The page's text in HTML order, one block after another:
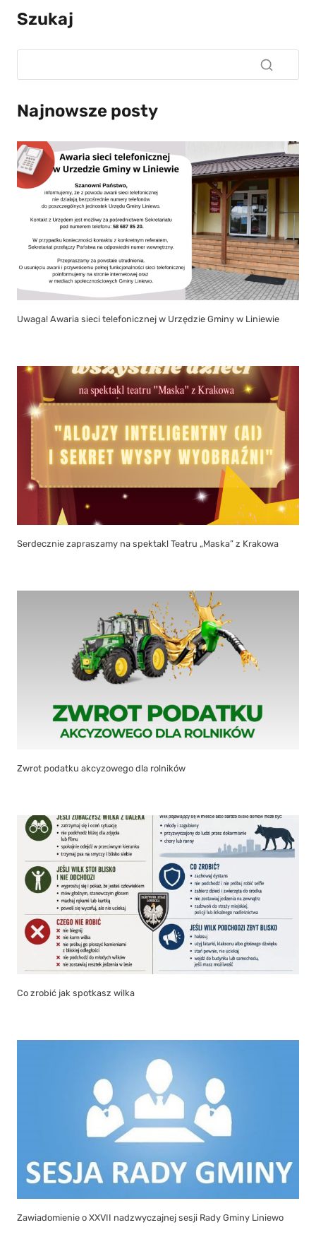
Szukaj
Najnowsze posty
Uwaga! Awaria sieci telefonicznej w Urzędzie Gminy w Liniewie
Serdecznie zapraszamy na spektakl Teatru „Maska” z Krakowa
Zwrot podatku akcyzowego dla rolników
Co zrobić jak spotkasz wilka
Zawiadomienie o XXVII nadzwyczajnej sesji Rady Gminy Liniewo